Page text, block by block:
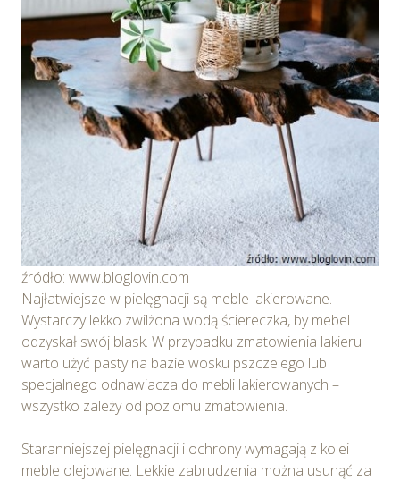
źródło: www.bloglovin.com
Najłatwiejsze w pielęgnacji są meble lakierowane.
Wystarczy lekko zwilżona wodą ściereczka, by mebel
odzyskał swój blask. W przypadku zmatowienia lakieru
warto użyć pasty na bazie wosku pszczelego lub
specjalnego odnawiacza do mebli lakierowanych –
wszystko zależy od poziomu zmatowienia.
Staranniejszej pielęgnacji i ochrony wymagają z kolei
meble olejowane. Lekkie zabrudzenia można usunąć za